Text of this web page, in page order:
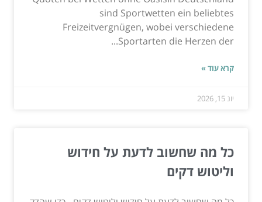
sind Sportwetten ein beliebtes
Freizeitvergnügen, wobei verschiedene
Sportarten die Herzen der...
קרא עוד »
יונ 15, 2026
כל מה שחשוב לדעת על חידוש
וליטוש דקים